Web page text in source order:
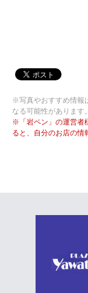
※写真やおすすめ情報
なる可能性があります
※「岩ペン」の運営者
ると、自分のお店の情